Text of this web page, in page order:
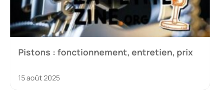
Pistons : fonctionnement, entretien, prix
15 août 2025